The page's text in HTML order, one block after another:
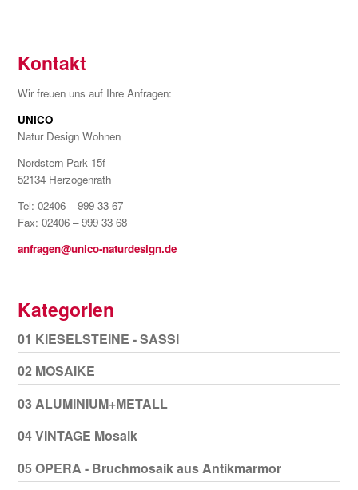
Kontakt
Wir freuen uns auf Ihre Anfragen:
UNICO
Natur Design Wohnen
Nordstern-Park 15f
52134 Herzogenrath
Tel: 02406 – 999 33 67
Fax: 02406 – 999 33 68
anfragen@unico-naturdesign.de
Kategorien
01 KIESELSTEINE - SASSI
02 MOSAIKE
03 ALUMINIUM+METALL
04 VINTAGE Mosaik
05 OPERA - Bruchmosaik aus Antikmarmor